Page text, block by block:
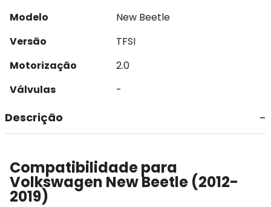
Modelo
New Beetle
Versão
TFSI
Motorização
2.0
Válvulas
-
Descrição
Compatibilidade para
Volkswagen New Beetle (2012-
2019)